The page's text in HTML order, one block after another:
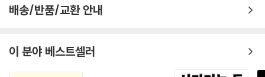
배송/반품/교환 안내
이 분야 베스트셀러